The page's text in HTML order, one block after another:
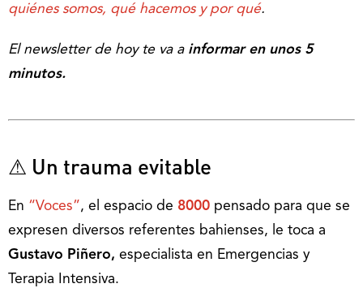
quiénes somos, qué hacemos y por qué.
El newsletter de hoy te va a informar en unos 5
minutos.
⚠ Un trauma evitable
En “Voces”, el espacio de 8000 pensado para que se
expresen diversos referentes bahienses, le toca a
Gustavo Piñero, especialista en Emergencias y
Terapia Intensiva.